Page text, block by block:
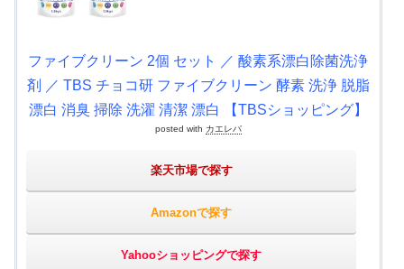
ファイブクリーン 2個 セット ／ 酸素系漂白除菌洗浄
剤 ／ TBS チョコ研 ファイブクリーン 酵素 洗浄 脱脂
漂白 消臭 掃除 洗濯 清潔 漂白 【TBSショッピング】
posted with カエレバ
楽天市場で探す
Amazonで探す
Yahooショッピングで探す